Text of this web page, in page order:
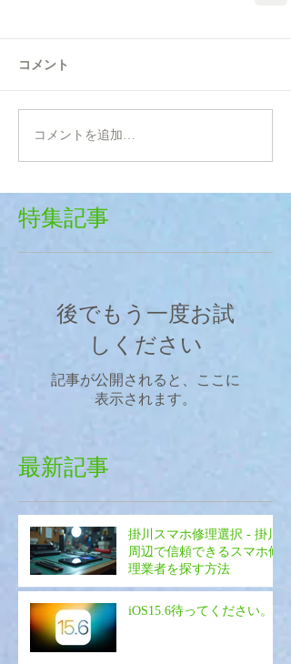
コメント
コメントを追加…
特集記事
後でもう一度お試
しください
記事が公開されると、ここに
表示されます。
最新記事
掛川スマホ修理選択 - 掛川
周辺で信頼できるスマホ修
理業者を探す方法
iOS15.6待ってください。